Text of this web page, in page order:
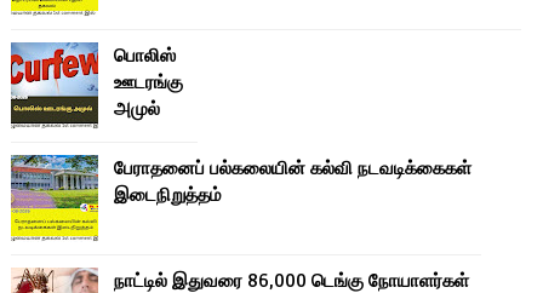
பொலிஸ்
ஊடரங்கு
அமுல்
பேராதனைப் பல்கலையின் கல்வி நடவடிக்கைகள்
இடைநிறுத்தம்
நாட்டில் இதுவரை 86,000 டெங்கு நோயாளர்கள்